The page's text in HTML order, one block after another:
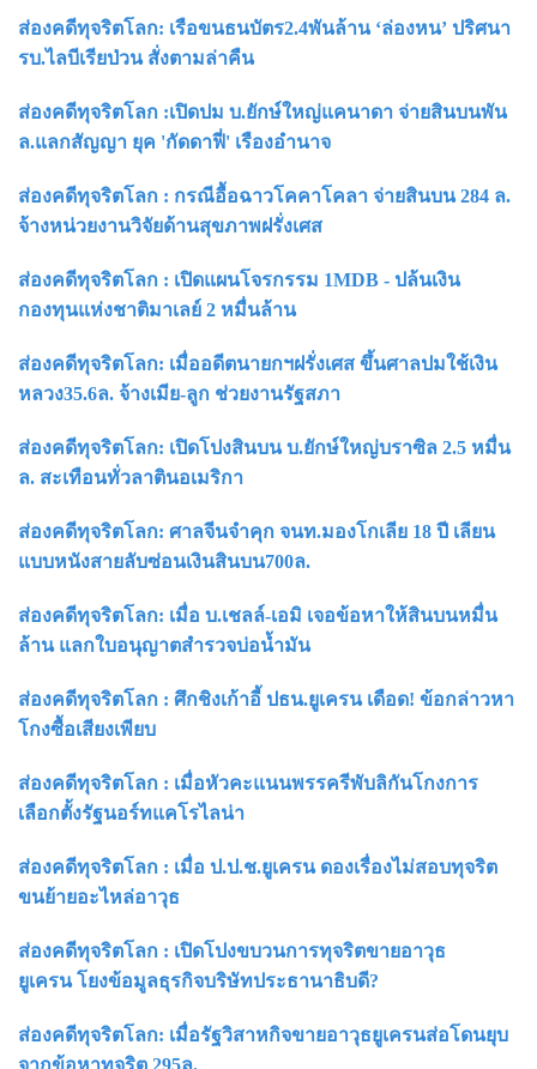
ส่องคดีทุจริตโลก: เรือขนธนบัตร2.4พันล้าน ‘ล่องหน’ ปริศนา
รบ.ไลบีเรียป่วน สั่งตามล่าคืน
ส่องคดีทุจริตโลก :เปิดปม บ.ยักษ์ใหญ่แคนาดา จ่ายสินบนพัน
ล.แลกสัญญา ยุค 'กัดดาฟี่' เรืองอำนาจ
ส่องคดีทุจริตโลก : กรณีอื้อฉาวโคคาโคลา จ่ายสินบน 284 ล.
จ้างหน่วยงานวิจัยด้านสุขภาพฝรั่งเศส
ส่องคดีทุจริตโลก : เปิดแผนโจรกรรม 1MDB - ปล้นเงิน
กองทุนแห่งชาติมาเลย์ 2 หมื่นล้าน
ส่องคดีทุจริตโลก: เมื่ออดีตนายกฯฝรั่งเศส ขึ้นศาลปมใช้เงิน
หลวง35.6ล. จ้างเมีย-ลูก ช่วยงานรัฐสภา
ส่องคดีทุจริตโลก: เปิดโปงสินบน บ.ยักษ์ใหญ่บราซิล 2.5 หมื่น
ล. สะเทือนทั่วลาตินอเมริกา
ส่องคดีทุจริตโลก: ศาลจีนจำคุก จนท.มองโกเลีย 18 ปี เลียน
แบบหนังสายลับซ่อนเงินสินบน700ล.
ส่องคดีทุจริตโลก: เมื่อ บ.เชลล์-เอมิ เจอข้อหาให้สินบนหมื่น
ล้าน แลกใบอนุญาตสำรวจบ่อน้ำมัน
ส่องคดีทุจริตโลก : ศึกชิงเก้าอี้ ปธน.ยูเครน เดือด! ข้อกล่าวหา
โกงซื้อเสียงเพียบ
ส่องคดีทุจริตโลก : เมื่อหัวคะแนนพรรครีพับลิกันโกงการ
เลือกตั้งรัฐนอร์ทแคโรไลน่า
ส่องคดีทุจริตโลก : เมื่อ ป.ป.ช.ยูเครน ดองเรื่องไม่สอบทุจริต
ขนย้ายอะไหล่อาวุธ
ส่องคดีทุจริตโลก : เปิดโปงขบวนการทุจริตขายอาวุธ
ยูเครน โยงข้อมูลธุรกิจบริษัทประธานาธิบดี?
ส่องคดีทุจริตโลก: เมื่อรัฐวิสาหกิจขายอาวุธยูเครนส่อโดนยุบ
จากข้อหาทุจริต 295ล.